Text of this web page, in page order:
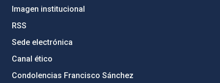
Imagen institucional
RSS
Sede electrónica
Canal ético
Condolencias Francisco Sánchez